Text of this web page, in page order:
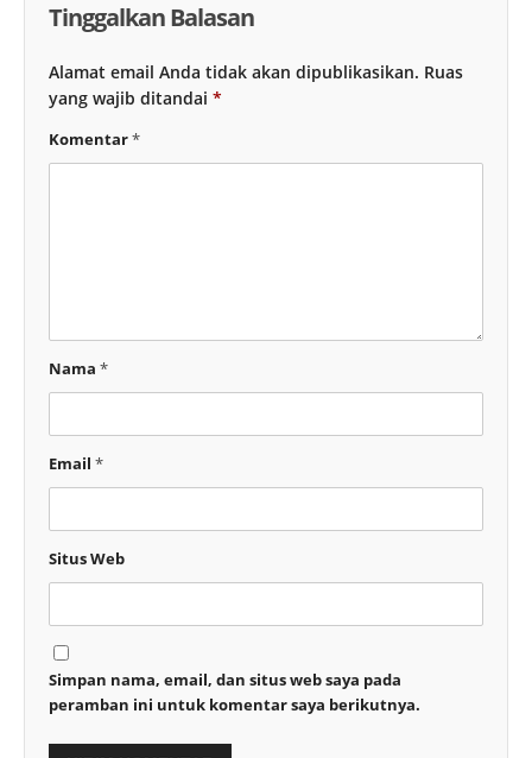
Tinggalkan Balasan
Alamat email Anda tidak akan dipublikasikan. Ruas
yang wajib ditandai *
Komentar*
Nama *
Email *
Situs Web
Simpan nama, email, dan situs web saya pada
peramban ini untuk komentar saya berikutnya.